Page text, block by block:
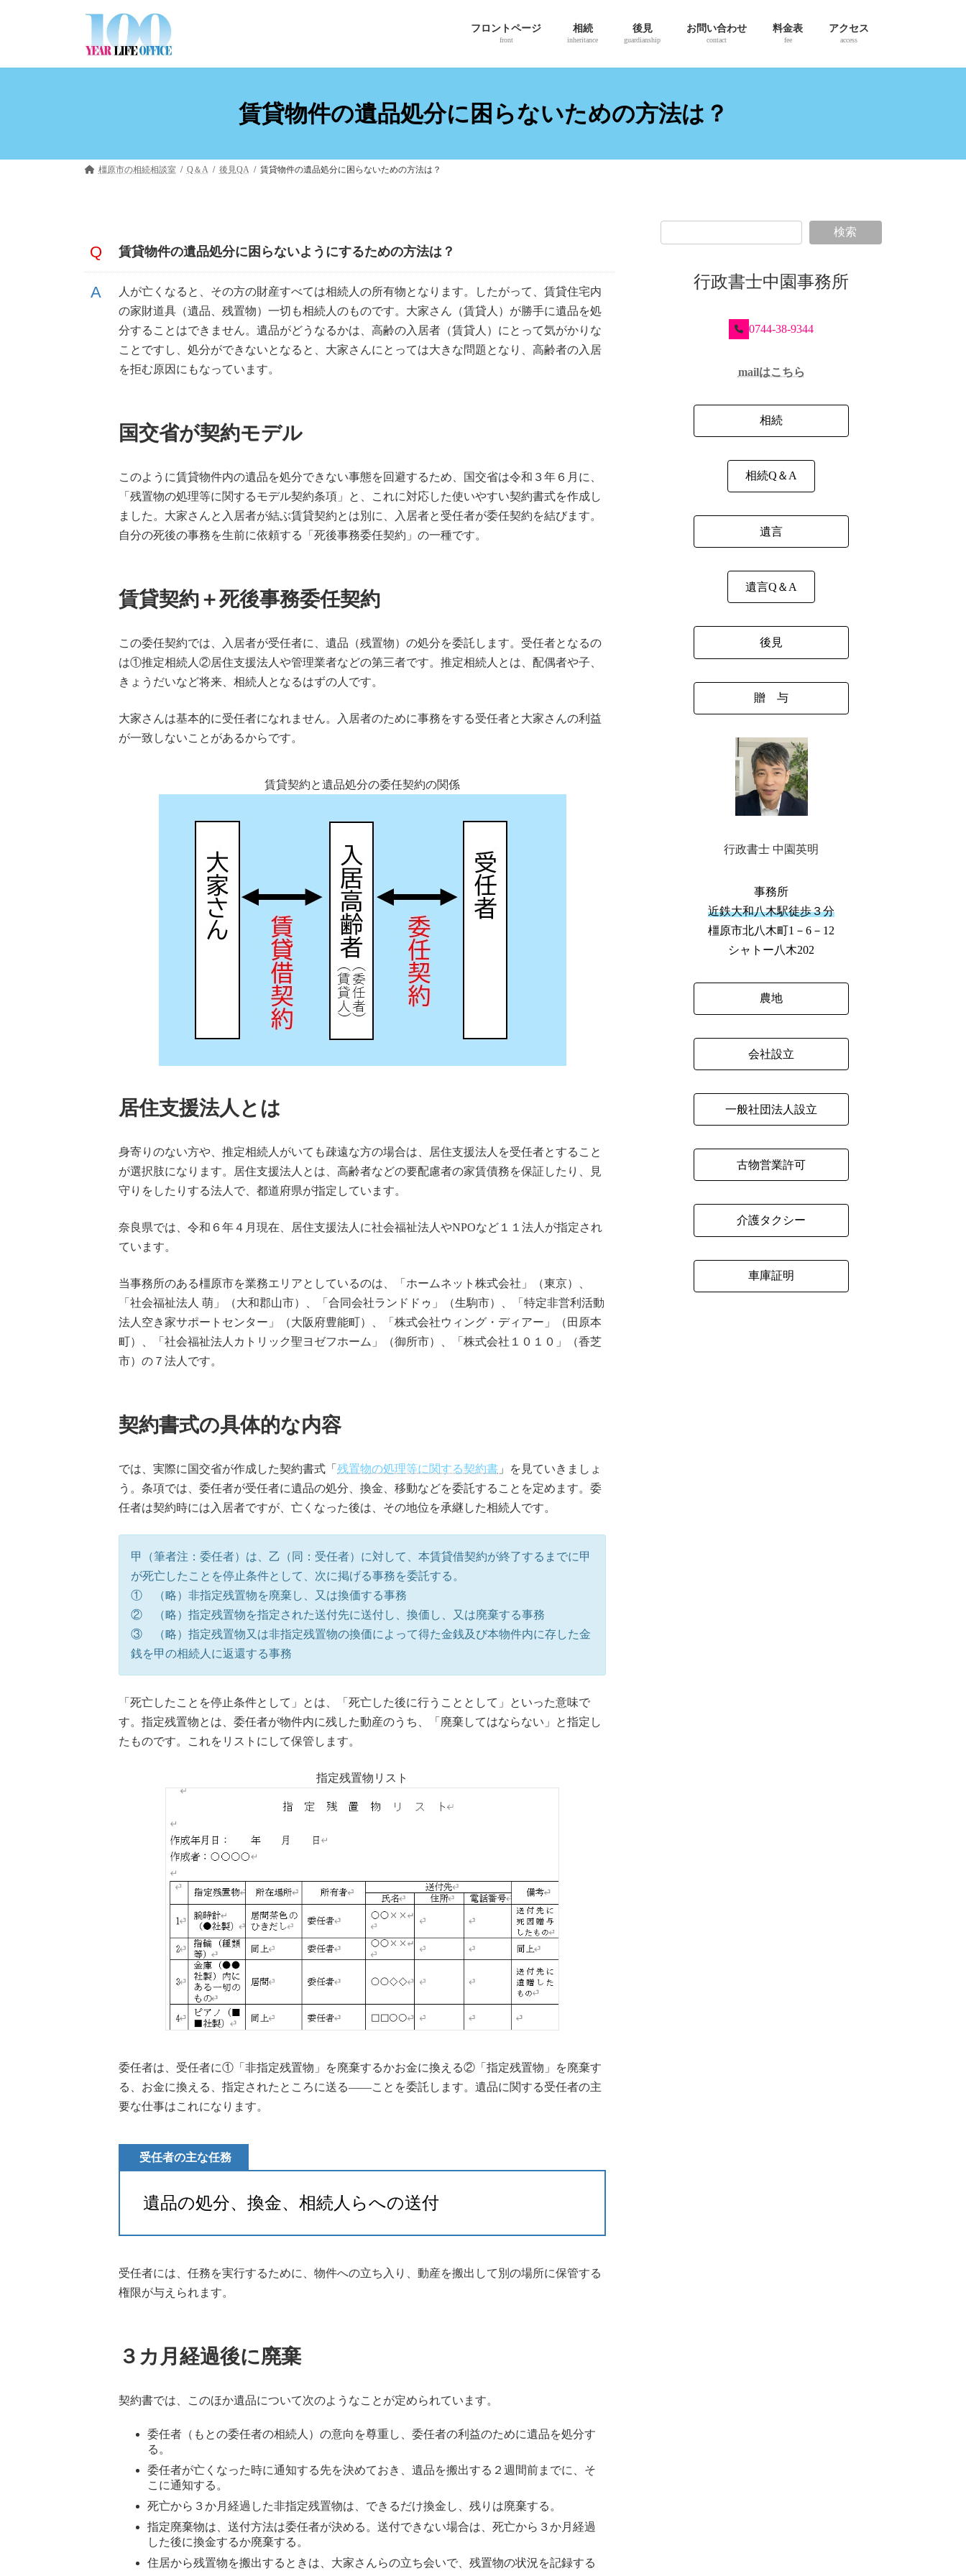
ツ
シ
フロントページ
front
相続
inheritance
後見
guardianship
お問い合わせ
contact
料金表
fee
アクセス
access
賃貸物件の遺品処分に困らないための方法は？
橿原市の相続相談室 Q＆A 後見QA 賃貸物件の遺品処分に困らないための方法は？
賃貸物件の遺品処分に困らないようにするための方法は？
人が亡くなると、その方の財産すべては相続人の所有物となります。したがって、賃貸住宅内
の家財道具（遺品、残置物）一切も相続人のものです。大家さん（賃貸人）が勝手に遺品を処
分することはできません。遺品がどうなるかは、高齢の入居者（賃貸人）にとって気がかりな
ことですし、処分ができないとなると、大家さんにとっては大きな問題となり、高齢者の入居
を拒む原因にもなっています。
国交省が契約モデル
このように賃貸物件内の遺品を処分できない事態を回避するため、国交省は令和３年６月に、
「残置物の処理等に関するモデル契約条項」と、これに対応した使いやすい契約書式を作成し
ました。大家さんと入居者が結ぶ賃貸契約とは別に、入居者と受任者が委任契約を結びます。
自分の死後の事務を生前に依頼する「死後事務委任契約」の一種です。
賃貸契約＋死後事務委任契約
この委任契約では、入居者が受任者に、遺品（残置物）の処分を委託します。受任者となるの
は①推定相続人②居住支援法人や管理業者などの第三者です。推定相続人とは、配偶者や子、
きょうだいなど将来、相続人となるはずの人です。
大家さんは基本的に受任者になれません。入居者のために事務をする受任者と大家さんの利益
が一致しないことがあるからです。
賃貸契約と遺品処分の委任契約の関係
居住支援法人とは
身寄りのない方や、推定相続人がいても疎遠な方の場合は、居住支援法人を受任者とすること
が選択肢になります。居住支援法人とは、高齢者などの要配慮者の家賃債務を保証したり、見
守りをしたりする法人で、都道府県が指定しています。
奈良県では、令和６年４月現在、居住支援法人に社会福祉法人やNPOなど１１法人が指定され
ています。
当事務所のある橿原市を業務エリアとしているのは、「ホームネット株式会社」（東京）、
「社会福祉法人 萌」（大和郡山市）、「合同会社ランドドゥ」（生駒市）、「特定非営利活動
法人空き家サポートセンター」（大阪府豊能町）、「株式会社ウィング・ディアー」（田原本
町）、「社会福祉法人カトリック聖ヨゼフホーム」（御所市）、「株式会社１０１０」（香芝
市）の７法人です。
契約書式の具体的な内容
では、実際に国交省が作成した契約書式「 残置物の処理等に関する契約書 」を見ていきましょ
う。条項では、委任者が受任者に遺品の処分、換金、移動などを委託することを定めます。委
任者は契約時には入居者ですが、亡くなった後は、その地位を承継した相続人です。
甲（筆者注：委任者）は、乙（同：受任者）に対して、本賃貸借契約が終了するまでに甲
が死亡したことを停止条件として、次に掲げる事務を委託する。
① （略）非指定残置物を廃棄し、又は換価する事務
② （略）指定残置物を指定された送付先に送付し、換価し、又は廃棄する事務
③ （略）指定残置物又は非指定残置物の換価によって得た金銭及び本物件内に存した金
銭を甲の相続人に返還する事務
「死亡したことを停止条件として」とは、「死亡した後に行うこととして」といった意味で
す。指定残置物とは、委任者が物件内に残した動産のうち、「廃棄してはならない」と指定し
たものです。これをリストにして保管します。
指定残置物リスト
委任者は、受任者に①「非指定残置物」を廃棄するかお金に換える②「指定残置物」を廃棄す
る、お金に換える、指定されたところに送る――ことを委託します。遺品に関する受任者の主
要な仕事はこれになります。
受任者の主な任務
遺品の処分、換金、相続人らへの送付
受任者には、任務を実行するために、物件への立ち入り、動産を搬出して別の場所に保管する
権限が与えられます。
３カ月経過後に廃棄
契約書では、このほか遺品について次のようなことが定められています。
委任者（もとの委任者の相続人）の意向を尊重し、委任者の利益のために遺品を処分す
る。
委任者が亡くなった時に通知する先を決めておき、遺品を搬出する２週間前までに、そ
こに通知する。
死亡から３か月経過した非指定残置物は、できるだけ換金し、残りは廃棄する。
指定廃棄物は、送付方法は委任者が決める。送付できない場合は、死亡から３か月経過
した後に換金するか廃棄する。
住居から残置物を搬出するときは、大家さんらの立ち会いで、残置物の状況を記録する
検索
行政書士中園事務所
0744-38-9344
mailはこちら
相続
相続Q＆A
遺言
遺言Q＆A
後見
贈 与
行政書士 中園英明
事務所
近鉄大和八木駅徒歩３分
橿原市北八木町1－6－12
シャトー八木202
農地
会社設立
一般社団法人設立
古物営業許可
介護タクシー
車庫証明